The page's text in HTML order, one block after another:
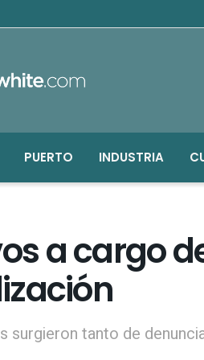
PUERTO INDUSTRIA
a cargo
surgieron tanto de